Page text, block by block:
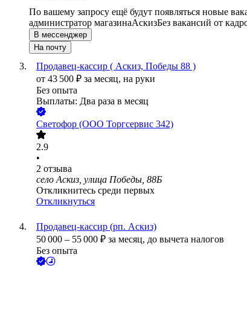
По вашему запросу ещё будут появляться новые
администратор магазинаАскизБез вакансий от
В мессенджер
На почту
Продавец-кассир ( Аскиз, Победы 88 )
от 43 500 ₽ за месяц, на руки
Без опыта
Выплаты: Два раза в месяц
Светофор (ООО Торгсервис 342)
2.9
•
2 отзыва
село Аскиз, улица Победы, 88Б
Откликнитесь среди первых
Откликнуться
Продавец-кассир (рп. Аскиз)
50 000 – 55 000 ₽ за месяц, до вычета налогов
Без опыта